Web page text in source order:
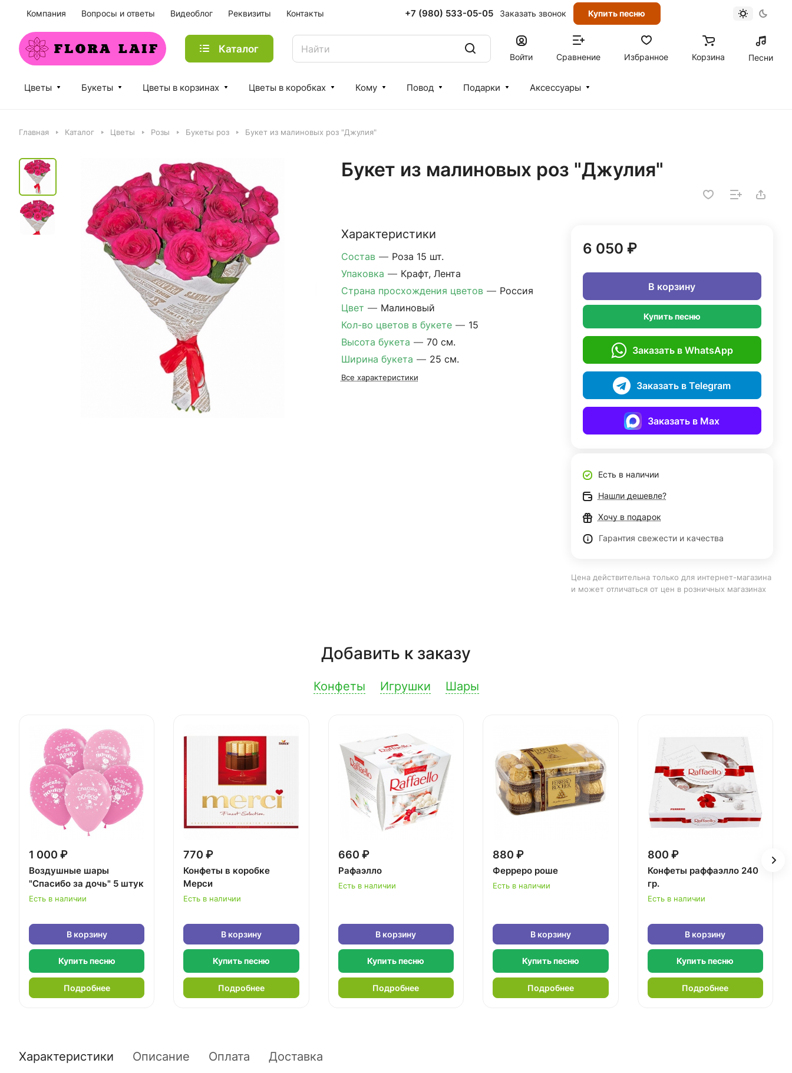
Компания Вопросы и ответы Видеоблог Реквизиты Контакты +7 (980) 533-05-05 Заказать звонок Купить песню
Каталог
Войти Сравнение Избранное Корзина Песни
Цветы Букеты Цветы в корзинах Цветы в коробках Кому Повод Подарки Аксессуары
Главная Каталог Цветы Розы Букеты роз Букет из малиновых роз "Джулия"
Букет из малиновых роз "Джулия"
Характеристики
Состав — Роза 15 шт.
Упаковка — Крафт, Лента
Страна просхождения цветов — Россия
Цвет — Малиновый
Кол-во цветов в букете — 15
Высота букета — 70 см.
Ширина букета — 25 см.
Все характеристики
6 050 ₽
В корзину
Купить песню
Заказать в WhatsApp
Заказать в Telegram
Заказать в Max
Есть в наличии
Нашли дешевле?
Хочу в подарок
Гарантия свежести и качества
Цена действительна только для интернет-магазина
и может отличаться от цен в розничных магазинах
Добавить к заказу
Конфеты Игрушки Шары
1 000 ₽
Воздушные шары
"Спасибо за дочь" 5 штук
Есть в наличии
В корзину
Купить песню
Подробнее
770 ₽
Конфеты в коробке
Мерси
Есть в наличии
В корзину
Купить песню
Подробнее
660 ₽
Рафаэлло
Есть в наличии
В корзину
Купить песню
Подробнее
880 ₽
Ферреро роше
Есть в наличии
В корзину
Купить песню
Подробнее
800 ₽
Конфеты раффаэлло 240
гр.
Есть в наличии
В корзину
Купить песню
Подробнее
Характеристики Описание Оплата Доставка